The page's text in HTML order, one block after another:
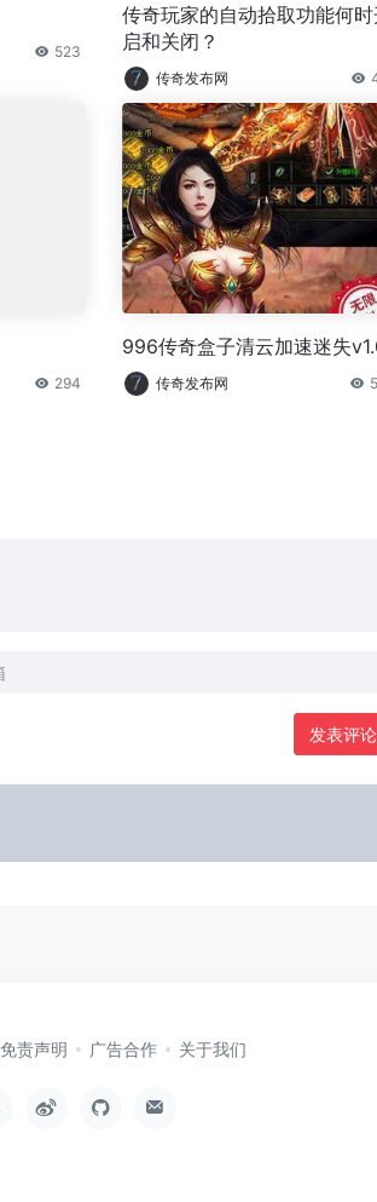
523
传奇玩家的自动拾取功能何
启和关闭？
传奇发布网
294
996传奇盒子清云加速迷失
传奇发布网
发表评论
免责声明 广告合作 关于我们